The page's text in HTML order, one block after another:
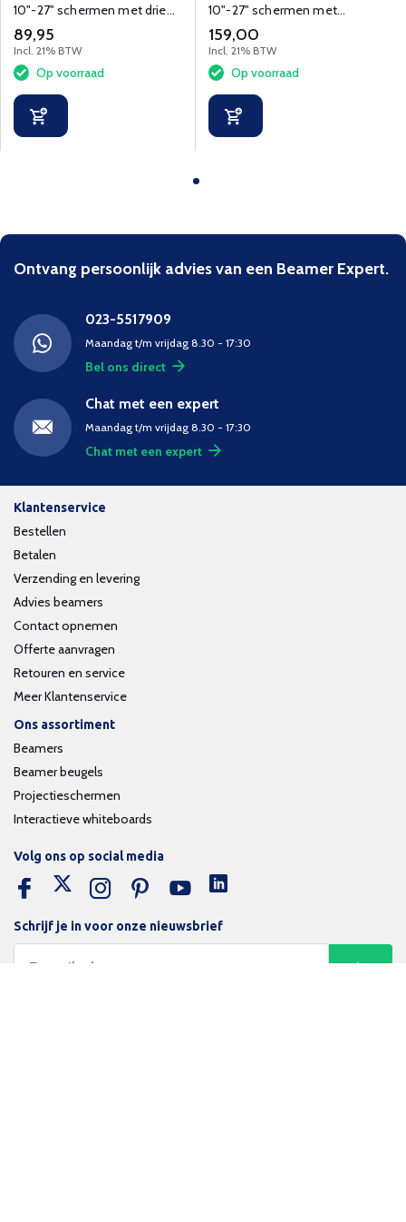
10"-27" schermen met drie
draaipunten en
kabelmanagement.​
89,95
Incl. 21% BTW
Op voorraad
10"-27" schermen met
kantel-, zwenk- en
roteerfuncties en
kabelmanagement.​
159,00
Incl. 21% BTW
Op voorraad
Ontvang persoonlijk advies van een Beamer Expert.
023-5517909
Maandag t/m vrijdag 8.30 - 17:30
Bel ons direct
Chat met een expert
Maandag t/m vrijdag 8.30 - 17:30
Chat met een expert
Klantenservice
Bestellen
Betalen
Verzending en levering
Advies beamers
Contact opnemen
Offerte aanvragen
Retouren en service
Meer Klantenservice
Ons assortiment
Beamers
Beamer beugels
Projectieschermen
Interactieve whiteboards
Schrijf je in voor onze nieuwsbrief
Volg ons op social media